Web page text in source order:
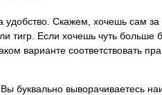
удобство. Скажем, хочешь сам
тигр. Если хочешь чуть больше
варианте соответствовать
буквально выворачиваетесь